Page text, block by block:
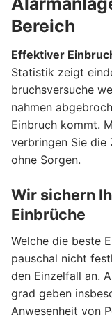
Bereich
Effektiver
Statistik zeigt
bruchs­versuche
nahmen
Ein­bruch kommt.
ver­brin­gen Sie die
ohne Sorgen.
Wir sichern
Einbrüche
Welche die beste
pauschal nicht
den Einzel­fall an.
grad geben
Anwesen­heit von